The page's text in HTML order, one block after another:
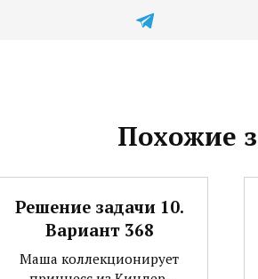
Похожие
Решение задачи 10.
Вариант 368
Маша коллекционирует